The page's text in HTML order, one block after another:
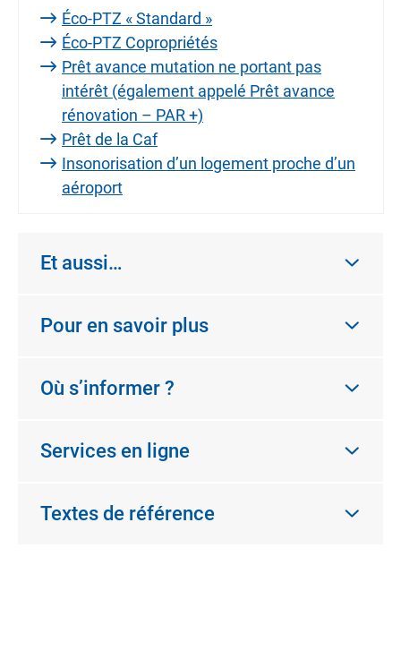
Éco-PTZ « Standard »
Éco-PTZ Copropriétés
Prêt avance mutation ne portant pas
intérêt (également appelé Prêt avance
rénovation – PAR +)
Prêt de la Caf
Insonorisation d’un logement proche d’un
aéroport
Et aussi…
Pour en savoir plus
Où s’informer ?
Services en ligne
Textes de référence